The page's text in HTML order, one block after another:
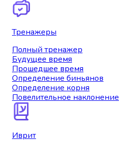
Тренажеры
Полный тренажер
Будущее время
Прошедшее время
Определение биньянов
Определение корня
Повелительное наклонение
Иврит